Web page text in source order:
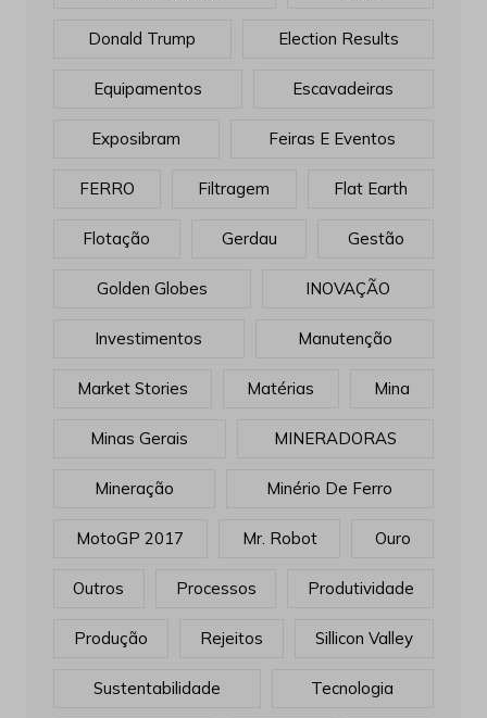
Donald Trump Election Results
Equipamentos Escavadeiras
Exposibram Feiras E Eventos
FERRO Filtragem Flat Earth
Flotação Gerdau Gestão
Golden Globes INOVAÇÃO
Investimentos Manutenção
Market Stories Matérias Mina
Minas Gerais MINERADORAS
Mineração Minério De Ferro
MotoGP 2017 Mr. Robot Ouro
Outros Processos Produtividade
Produção Rejeitos Sillicon Valley
Sustentabilidade Tecnologia